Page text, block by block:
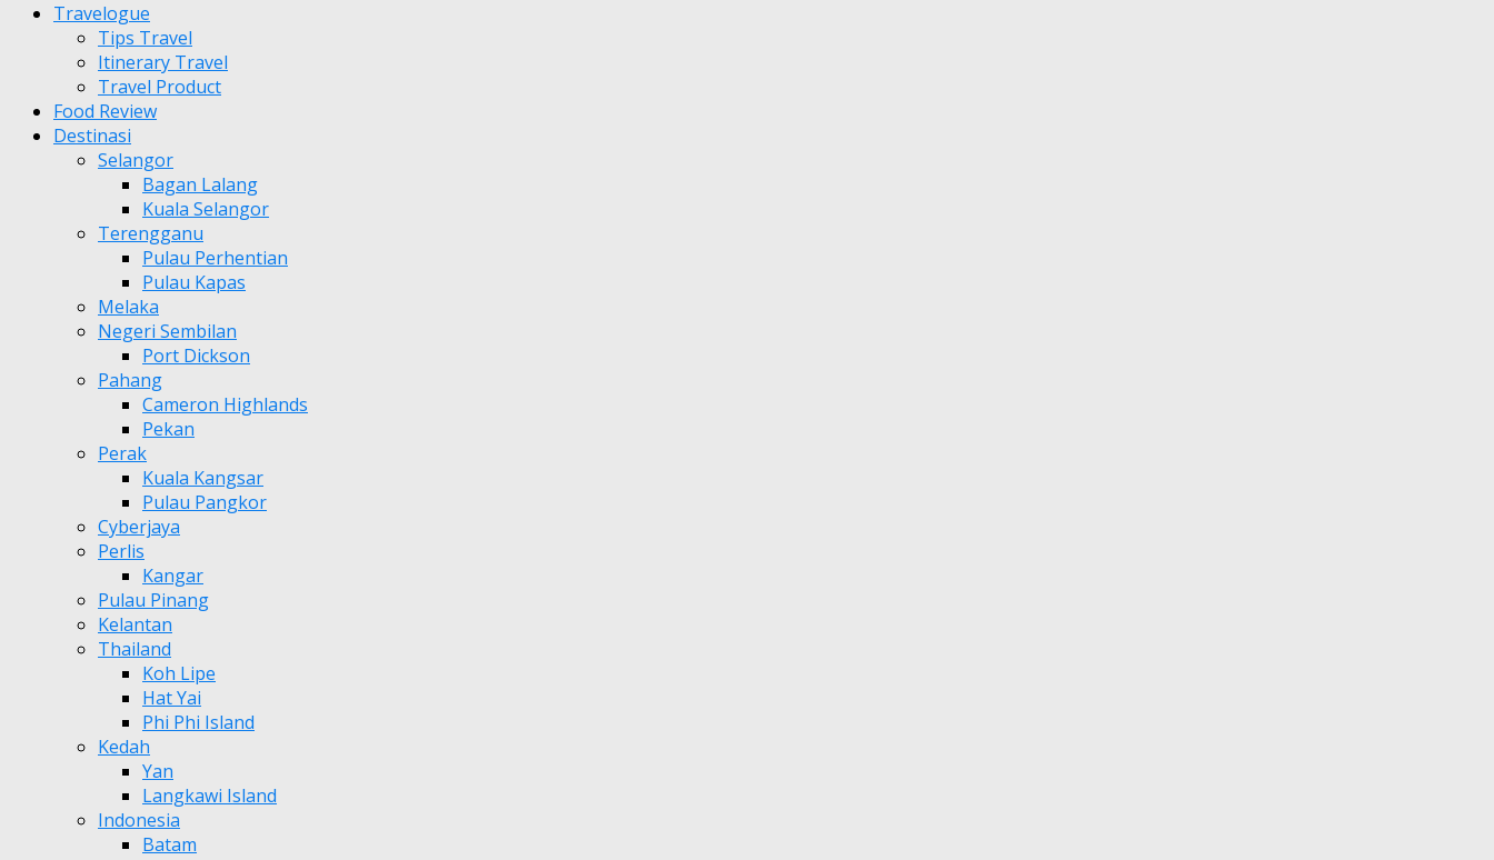
Travelogue
Tips Travel
Itinerary Travel
Travel Product
Food Review
Destinasi
Selangor
Bagan Lalang
Kuala Selangor
Terengganu
Pulau Perhentian
Pulau Kapas
Melaka
Negeri Sembilan
Port Dickson
Pahang
Cameron Highlands
Pekan
Perak
Kuala Kangsar
Pulau Pangkor
Cyberjaya
Perlis
Kangar
Pulau Pinang
Kelantan
Thailand
Koh Lipe
Hat Yai
Phi Phi Island
Kedah
Yan
Langkawi Island
Indonesia
Batam